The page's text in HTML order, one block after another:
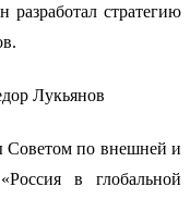
стратегию
Советом по внешней и
в глобальной